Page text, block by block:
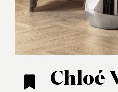
Chloé